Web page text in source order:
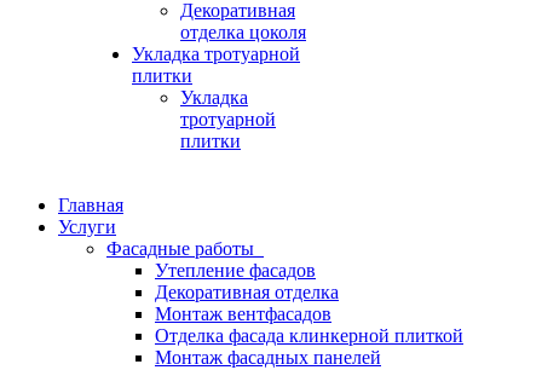
Декоративная
отделка цоколя
Укладка тротуарной
плитки
Укладка
тротуарной
плитки
Главная
Услуги
Фасадные работы
Утепление фасадов
Декоративная отделка
Монтаж вентфасадов
Отделка фасада клинкерной плиткой
Монтаж фасадных панелей